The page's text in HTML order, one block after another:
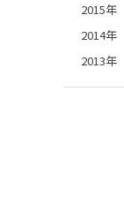
2015年
2014年
2013年